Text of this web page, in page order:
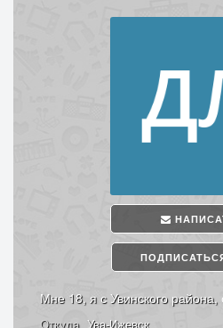
Мне 18, я с Увинского района,
Откуда Ува-Ижевск